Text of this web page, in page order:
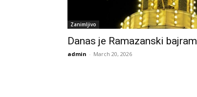
Zanimljivo
Danas je Ramazanski bajram
admin - March 20, 2026